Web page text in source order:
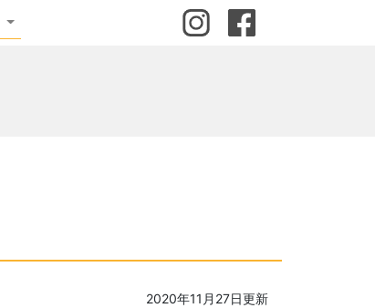
2020年11月27日更新